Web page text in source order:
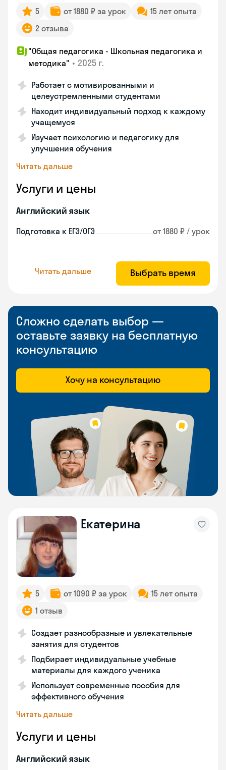
5 от 1880 ₽ за урок
15 лет опыта
2 отзыва
"Общая педагогика - Школьная педагогика и
методика" • 2025 г.
Работает с мотивированными и
целеустремленными студентами
Находит индивидуальный подход к каждому
учащемуся
Изучает психологию и педагогику для
улучшения обучения
Читать дальше
Услуги и цены
Английский язык
Подготовка к ЕГЭ/ОГЭ от 1880 ₽ / урок
Читать дальше Выбрать время
Сложно сделать выбор —
оставьте заявку на бесплатную
консультацию
Хочу на консультацию
Екатерина
5 от 1090 ₽ за урок
15 лет опыта
1 отзыв
Создает разнообразные и увлекательные
занятия для студентов
Подбирает индивидуальные учебные
материалы для каждого ученика
Использует современные пособия для
эффективного обучения
Читать дальше
Услуги и цены
Английский язык